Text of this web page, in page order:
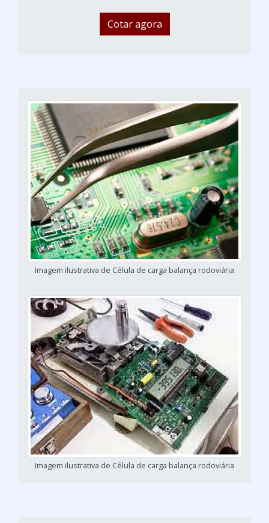
Cotar agora
Imagem ilustrativa de Célula de carga balança rodoviária
Imagem ilustrativa de Célula de carga balança rodoviária